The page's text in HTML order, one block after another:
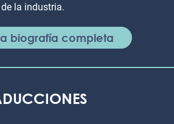
la industria.
biografía completa